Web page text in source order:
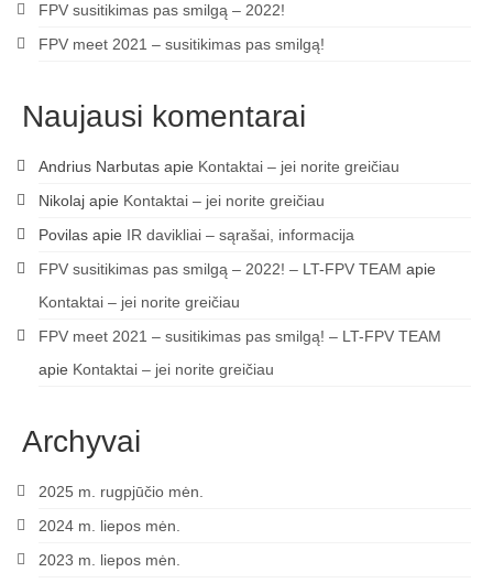
FPV susitikimas pas smilgą – 2022!
FPV meet 2021 – susitikimas pas smilgą!
Naujausi komentarai
Andrius Narbutas apie Kontaktai – jei norite greičiau
Nikolaj apie Kontaktai – jei norite greičiau
Povilas apie IR davikliai – sąrašai, informacija
FPV susitikimas pas smilgą – 2022! – LT-FPV TEAM apie
Kontaktai – jei norite greičiau
FPV meet 2021 – susitikimas pas smilgą! – LT-FPV TEAM
apie Kontaktai – jei norite greičiau
Archyvai
2025 m. rugpjūčio mėn.
2024 m. liepos mėn.
2023 m. liepos mėn.